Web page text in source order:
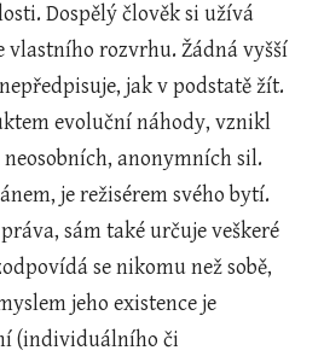
Dospělý člověk si užívá
vlastního rozvrhu. Žádná vyšší
jak v podstatě žít.
evoluční náhody, vznikl
anonymních sil.
je režisérem svého bytí.
sám také určuje veškeré
se nikomu než sobě,
jeho existence je
(individuálního či